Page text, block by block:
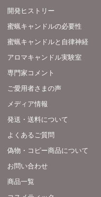
開発ヒストリー
蜜蝋キャンドルの必要性
蜜蝋キャンドルと自律神経
アロマキャンドル実験室
専門家コメント
ご愛用者さまの声
メディア情報
発送・送料について
よくあるご質問
偽物・コピー商品について
お問い合わせ
商品一覧